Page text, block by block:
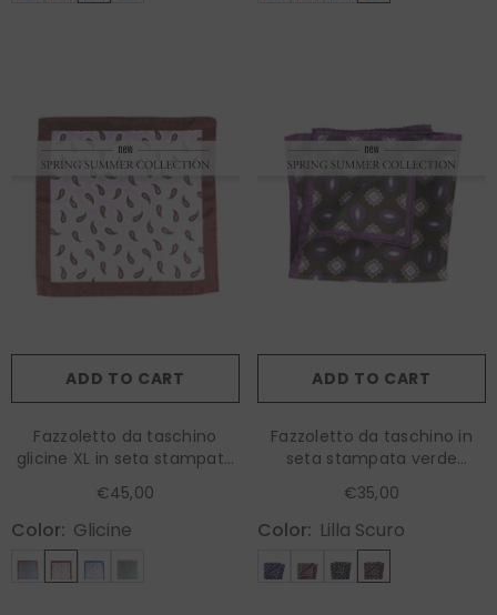
ADD TO CART
Fazzoletto da taschino
glicine XL in seta stampata
€45,00
Color: Glicine
ADD TO CART
Fazzoletto da taschino in
seta stampata verde
€35,00
Color: Lilla Scuro